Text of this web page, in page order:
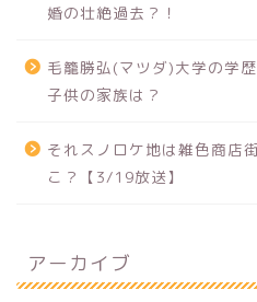
婚の壮絶過去？！
毛籠勝弘(マツダ)大学の学
子供の家族は？
それスノロケ地は雑色商店
こ？【3/19放送】
アーカイブ